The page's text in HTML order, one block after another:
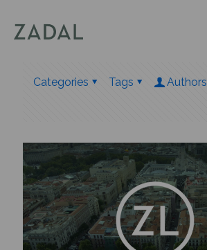
Categories Tags
Authors